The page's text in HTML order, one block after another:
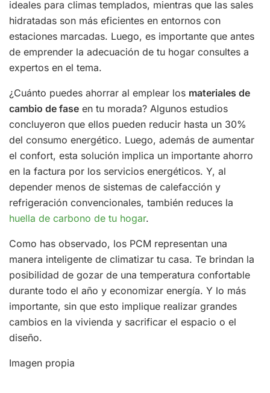
ideales para climas templados, mientras que las sales
hidratadas son más eficientes en entornos con
estaciones marcadas. Luego, es importante que antes
de emprender la adecuación de tu hogar consultes a
expertos en el tema.
¿Cuánto puedes ahorrar al emplear los materiales de
cambio de fase en tu morada? Algunos estudios
concluyeron que ellos pueden reducir hasta un 30%
del consumo energético. Luego, además de aumentar
el confort, esta solución implica un importante ahorro
en la factura por los servicios energéticos. Y, al
depender menos de sistemas de calefacción y
refrigeración convencionales, también reduces la
huella de carbono de tu hogar.
Como has observado, los PCM representan una
manera inteligente de climatizar tu casa. Te brindan la
posibilidad de gozar de una temperatura confortable
durante todo el año y economizar energía. Y lo más
importante, sin que esto implique realizar grandes
cambios en la vivienda y sacrificar el espacio o el
diseño.
Imagen propia